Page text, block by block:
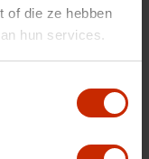
of die ze hebben
hun services.